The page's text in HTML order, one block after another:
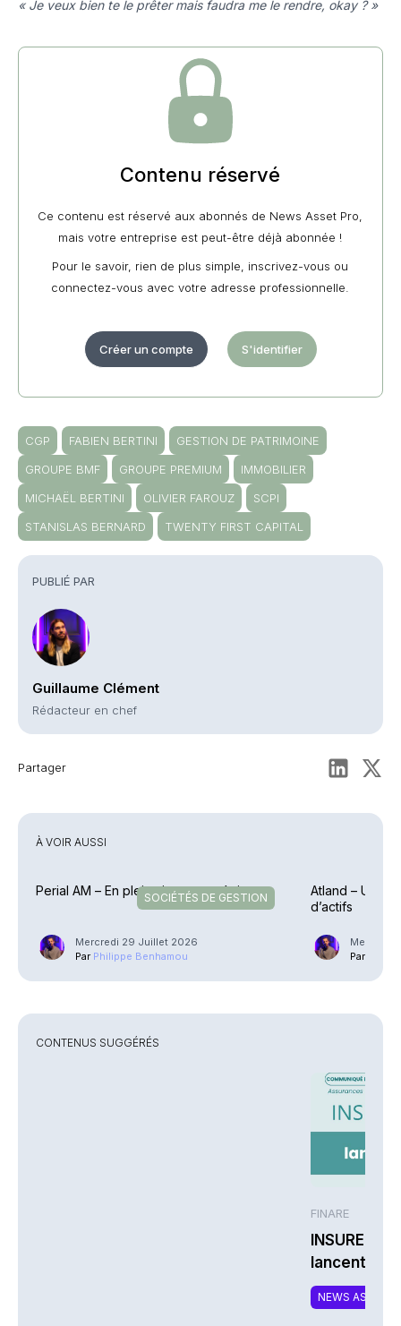
PUBLIÉ PAR
Guillaume Clément
Rédacteur en chef
Partager
« Je veux bien te le prêter mais faudra me le rendre, okay ? »
Contenu réservé
Ce contenu est réservé aux abonnés de News Asset Pro,
mais votre entreprise est peut-être déjà abonnée !
Pour le savoir, rien de plus simple, inscrivez-vous ou
connectez-vous avec votre adresse professionnelle.
Créer un compte S'identifier
CGP FABIEN BERTINI
GESTION DE PATRIMOINE
GROUPE BMF
GROUPE PREMIUM
IMMOBILIER
MICHAËL BERTINI
OLIVIER FAROUZ
SCPI
STANISLAS BERNARD
TWENTY FIRST CAPITAL
À VOIR AUSSI
SOCIÉTÉS DE GESTION
Perial AM – En plein virage stratégique
Mercredi 29 Juillet 2026
Par Philippe Benhamou
Atland – Un
d’actifs
Mercredi
Par
CONTENUS SUGGÉRÉS
FINARE
INSUREM
lancent
nouvelle
NEWS